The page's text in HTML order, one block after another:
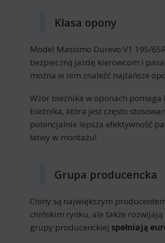
Klasa opony
Model Massimo Durevo V1 195/
bezpieczną jazdę kierowcom i
można w nim znaleźć najtańsze
Wzór bieżnika w oponach
bieżnika, która jest często
potencjalnie lepsza efektywność
łatwy w montażu!
Grupa producencka
Chiny są największym
chińskim rynku, ale także
grupy producenckiej spełniają